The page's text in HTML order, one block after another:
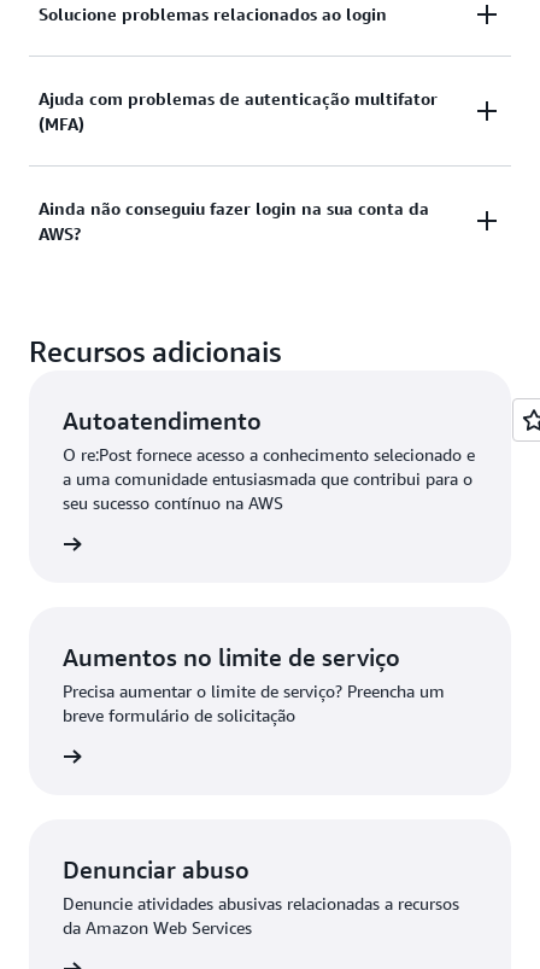
Você precisa de ajuda para fazer login no Console de
Visualizar documentação
Solucione problemas relacionados ao login
Você tentou fazer login utilizando as credenciais
fornecidas, mas não obteve êxito? Ou não dispõe
Visualizar soluções
Ajuda com problemas de autenticação multifator
(MFA)
Dispositivo de autenticação multifator (MFA)
perdido ou inutilizável
Ainda não conseguiu fazer login na sua conta da
AWS?
preencha este formulário.
Visualizar formulário
Recursos adicionais
Autoatendimento
O re:Post fornece acesso a conhecimento selecionado e
a uma comunidade entusiasmada que contribui para o
seu sucesso contínuo na AWS
Aumentos no limite de serviço
Precisa aumentar o limite de serviço? Preencha um
breve formulário de solicitação
Denunciar abuso
Denuncie atividades abusivas relacionadas a recursos
da Amazon Web Services